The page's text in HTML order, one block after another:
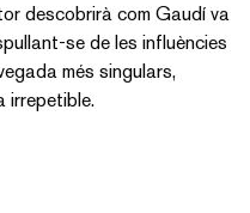
descobrirà com Gaudí va
se de les influències
més singulars,
irrepetible.